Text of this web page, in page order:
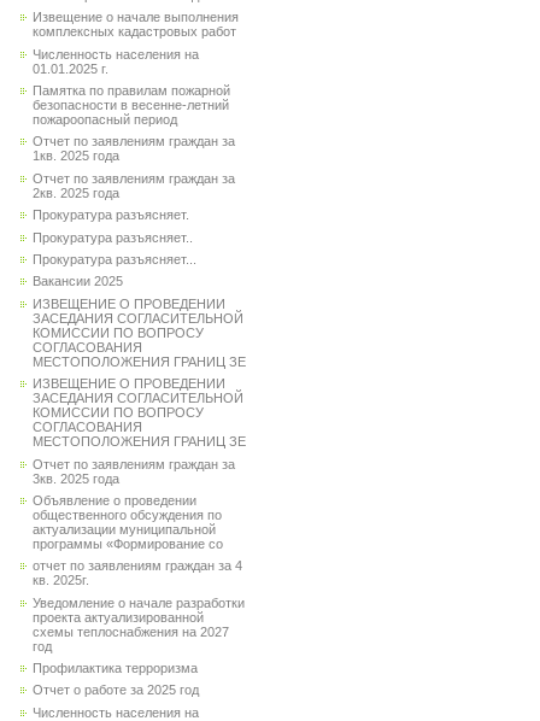
Извещение о начале выполнения
комплексных кадастровых работ
Численность населения на
01.01.2025 г.
Памятка по правилам пожарной
безопасности в весенне-летний
пожароопасный период
Отчет по заявлениям граждан за
1кв. 2025 года
Отчет по заявлениям граждан за
2кв. 2025 года
Прокуратура разъясняет.
Прокуратура разъясняет..
Прокуратура разъясняет...
Вакансии 2025
ИЗВЕЩЕНИЕ О ПРОВЕДЕНИИ
ЗАСЕДАНИЯ СОГЛАСИТЕЛЬНОЙ
КОМИССИИ ПО ВОПРОСУ
СОГЛАСОВАНИЯ
МЕСТОПОЛОЖЕНИЯ ГРАНИЦ ЗЕ
ИЗВЕЩЕНИЕ О ПРОВЕДЕНИИ
ЗАСЕДАНИЯ СОГЛАСИТЕЛЬНОЙ
КОМИССИИ ПО ВОПРОСУ
СОГЛАСОВАНИЯ
МЕСТОПОЛОЖЕНИЯ ГРАНИЦ ЗЕ
Отчет по заявлениям граждан за
3кв. 2025 года
Объявление о проведении
общественного обсуждения по
актуализации муниципальной
программы «Формирование со
отчет по заявлениям граждан за 4
кв. 2025г.
Уведомление о начале разработки
проекта актуализированной
схемы теплоснабжения на 2027
год
Профилактика терроризма
Отчет о работе за 2025 год
Численность населения на